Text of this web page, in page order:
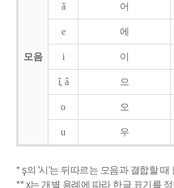
모음
ǎ 어
e 에
i 이
î, â 으
o 오
u 우
* ş의 '시'는 뒤따르는 모음과 결합할 때
** x는 개별 용례에 따라 한글 표기를